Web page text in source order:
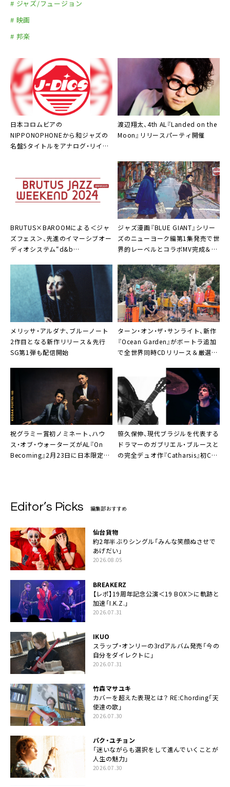
# ジャズ/フュージョン
# 映画
# 邦楽
日本コロムビアの
NIPPONOPHONEから和ジャズの
名盤5タイトルをアナログ・リイシ
渡辺翔太、4th AL『Landed on the
Moon』リリースパーティ開催
BRUTUS×BAROOMによる＜ジャ
ズフェス＞、先進のイマーシブオー
ディオシステム“d&b
ジャズ漫画『BLUE GIANT』シリー
ズのニューヨーク編第1集発売で世
界的レーベルとコラボMV完成＆原
メリッサ・アルダナ、ブルーノート
2作目となる新作リリース＆先行
SG第1弾も配信開始
ターン・オン・ザ・サンライト、新作
『Ocean Garden』がボートラ追加
で全世界同時CDリリース＆厳選し
祝グラミー賞初ノミネート、ハウ
ス・オブ・ウォーターズがAL『On
Becoming』2月23日に日本限定で
笹久保伸、現代ブラジルを代表する
ドラマーのガブリエル・ブルースと
の完全デュオ作『Catharsis』初CD
Editor’s Picks 編集部おすすめ
仙台貨物
約2年半ぶりシングル「みんな笑顔ぬさせで
あげだい」
2026.08.05
BREAKERZ
【レポ】19周年記念公演＜19 BOX＞に軌跡と
加速「I.K.Z.」
2026.07.31
IKUO
スラップ・オンリーの3rdアルバム発売「今の
自分をダイレクトに」
2026.07.31
竹森マサユキ
カバーを超えた表現とは？ RE:Chording「天
使達の歌」
2026.07.30
パク・ユチョン
「迷いながらも選択をして進んでいくことが
人生の魅力」
2026.07.30